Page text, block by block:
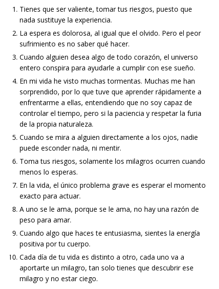
Tienes que ser valiente, tomar tus riesgos, puesto que
nada sustituye la experiencia.
La espera es dolorosa, al igual que el olvido. Pero el peor
sufrimiento es no saber qué hacer.
Cuando alguien desea algo de todo corazón, el universo
entero conspira para ayudarle a cumplir con ese sueño.
En mi vida he visto muchas tormentas. Muchas me han
sorprendido, por lo que tuve que aprender rápidamente a
enfrentarme a ellas, entendiendo que no soy capaz de
controlar el tiempo, pero si la paciencia y respetar la furia
de la propia naturaleza.
Cuando se mira a alguien directamente a los ojos, nadie
puede esconder nada, ni mentir.
Toma tus riesgos, solamente los milagros ocurren cuando
menos lo esperas.
En la vida, el único problema grave es esperar el momento
exacto para actuar.
A uno se le ama, porque se le ama, no hay una razón de
peso para amar.
Cuando algo que haces te entusiasma, sientes la energía
positiva por tu cuerpo.
Cada día de tu vida es distinto a otro, cada uno va a
aportarte un milagro, tan solo tienes que descubrir ese
milagro y no estar ciego.